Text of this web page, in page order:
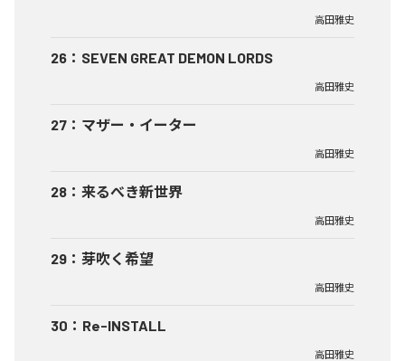
高田雅史
26 ： SEVEN GREAT DEMON LORDS
高田雅史
27 ： マザー・イーター
高田雅史
28 ： 来るべき新世界
高田雅史
29 ： 芽吹く希望
高田雅史
30 ： Re-INSTALL
高田雅史